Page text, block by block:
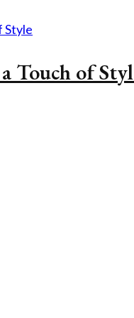
Touch of